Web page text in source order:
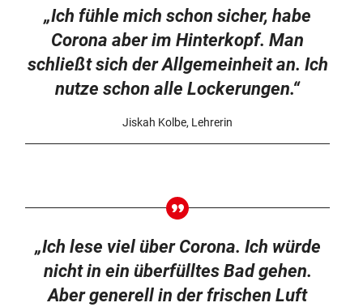
„Ich fühle mich schon sicher, habe
Corona aber im Hinterkopf. Man
schließt sich der Allgemeinheit an. Ich
nutze schon alle Lockerungen.“
Jiskah Kolbe, Lehrerin
„Ich lese viel über Corona. Ich würde
nicht in ein überfülltes Bad gehen.
Aber generell in der frischen Luft